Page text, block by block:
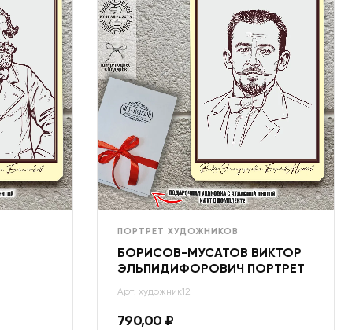
ПОРТРЕТ ХУДОЖНИКОВ
БОРИСОВ-МУСАТОВ ВИКТОР
ЭЛЬПИДИФОРОВИЧ ПОРТРЕТ
Арт: художник12
790,00 ₽